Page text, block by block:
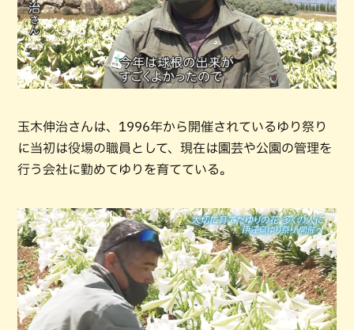
玉木伸治さんは、1996年から開催されているゆり祭り
に当初は役場の職員として、現在は園芸や公園の管理を
行う会社に勤めてゆりを育てている。